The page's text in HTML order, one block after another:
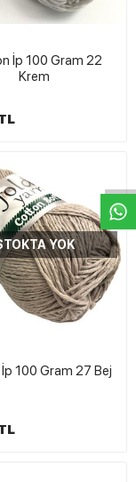
İp 100 Gram 22
Krem
YOK
100 Gram 27 Bej